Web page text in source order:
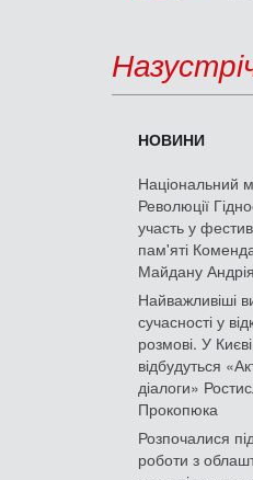
НОВИНИ
Національний
Революції
участь у
пам'яті
Майдану
Найважливіші
сучасності у
розмові. У Києві
відбудуться
діалоги»
Прокопюка
Розпочалися
роботи з